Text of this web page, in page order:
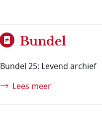
Bundel
Bundel 25: Levend archief
Lees meer